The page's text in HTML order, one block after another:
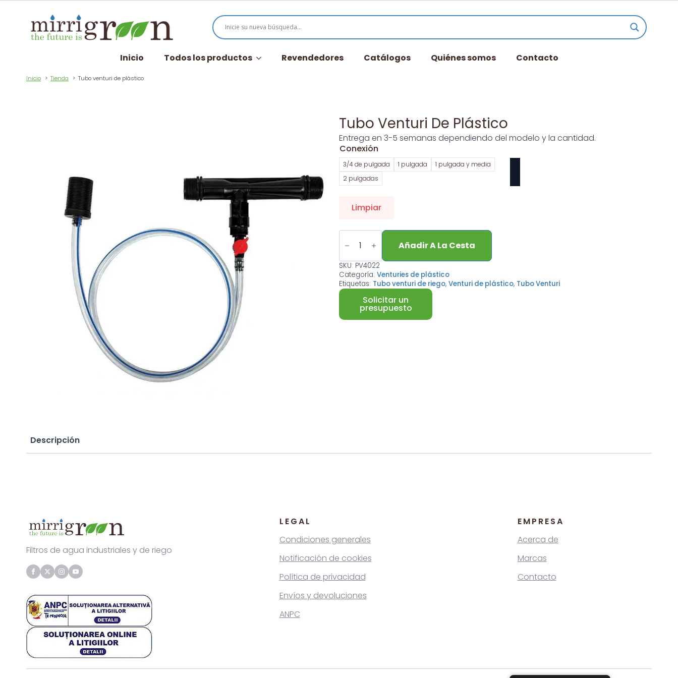
Inicio Todos los productos Revendedores Catálogos Quiénes somos Contacto
Inicio Tienda Tubo venturi de plástico
Tubo Venturi De Plástico
Entrega en 3-5 semanas dependiendo del modelo y la cantidad.
Conexión
3/4 de pulgada 1 pulgada
1 pulgada y media
2 pulgadas
Limpiar
Cantidad
Plastic
venturi Añadir A La Cesta
SKU: PV4022
Categoría: Venturies de plástico
Etiquetas: Tubo venturi de riego, Venturi de plástico, Tubo Venturi
Solicitar un
presupuesto
Descripción
Filtros de agua industriales y de riego
LEGAL
Condiciones generales
Notificación de cookies
Política de privacidad
Envíos y devoluciones
ANPC
EMPRESA
Acerca de
Marcas
Contacto